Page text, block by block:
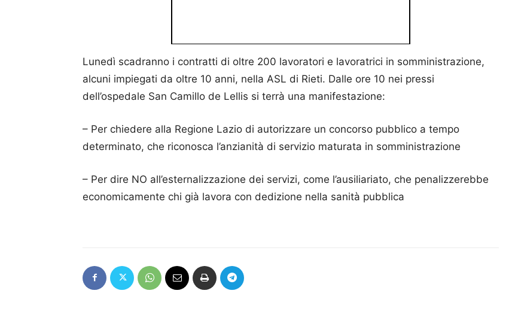
Lunedì scadranno i contratti di oltre 200 lavoratori e lavoratrici in somministrazione,
alcuni impiegati da oltre 10 anni, nella ASL di Rieti. Dalle ore 10 nei pressi
dell’ospedale San Camillo de Lellis si terrà una manifestazione:
– Per chiedere alla Regione Lazio di autorizzare un concorso pubblico a tempo
determinato, che riconosca l’anzianità di servizio maturata in somministrazione
– Per dire NO all’esternalizzazione dei servizi, come l’ausiliariato, che penalizzerebbe
economicamente chi già lavora con dedizione nella sanità pubblica